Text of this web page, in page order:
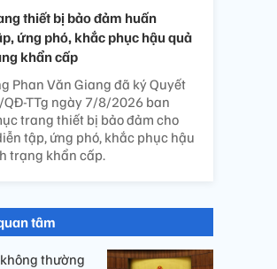
thiết bị bảo đảm huấn
ứng phó, khắc phục hậu quả
khẩn cấp
Phan Văn Giang đã ký Quyết
TTg ngày 7/8/2026 ban
trang thiết bị bảo đảm cho
tập, ứng phó, khắc phục hậu
trạng khẩn cấp.
tâm
thường